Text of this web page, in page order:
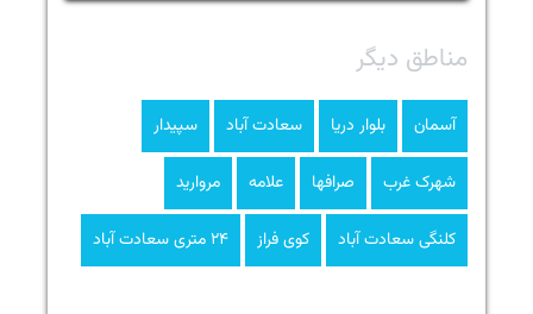
مناطق دیگر
آسمان بلوار دریا سعادت آباد سپیدار
شهرک غرب صرافها علامه مروارید
کلنگی سعادت آباد کوی فراز ۲۴ متری سعادت آباد